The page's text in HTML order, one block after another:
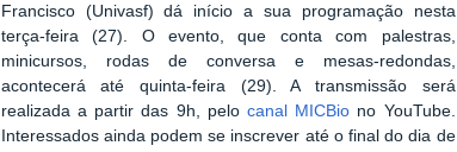
Francisco (Univasf) dá início a sua programação nesta
terça-feira (27). O evento, que conta com palestras,
minicursos, rodas de conversa e mesas-redondas,
acontecerá até quinta-feira (29). A transmissão será
realizada a partir das 9h, pelo canal MICBio no YouTube.
Interessados ainda podem se inscrever até o final do dia de